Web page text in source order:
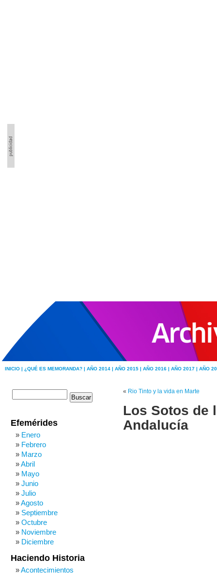
INICIO | ¿QUÉ ES MEMORANDA? | AÑO 2014 | AÑO 2015 | AÑO 2016 | AÑO 2017 | AÑO
« Rio Tinto y la vida en Marte
Los Sotos de
Andalucía
Efemérides
Enero
Febrero
Marzo
Abril
Mayo
Junio
Julio
Agosto
Septiembre
Octubre
Noviembre
Diciembre
Haciendo Historia
Acontecimientos